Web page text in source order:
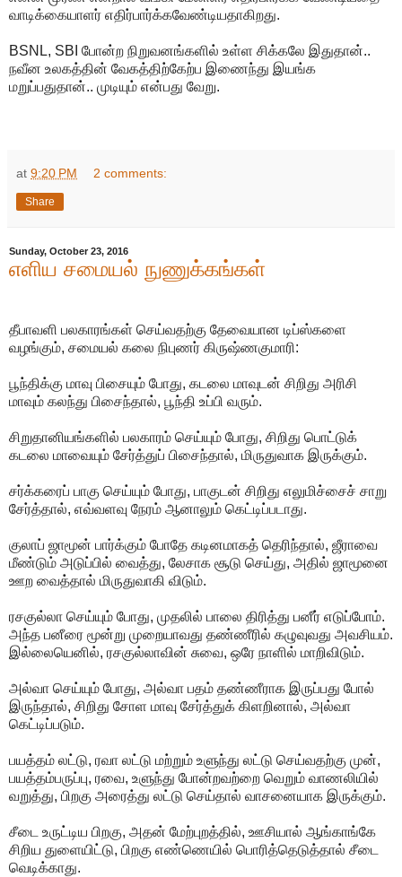
வாடிக்கையாளர் எதிர்பார்க்கவேண்டியதாகிறது.
BSNL, SBI போன்ற நிறுவனங்களில் உள்ள சிக்கலே இதுதான்..
நவீன உலகத்தின் வேகத்திற்கேற்ப இணைந்து இயங்க
மறுப்பதுதான்.. முடியும் என்பது வேறு.
at 9:20 PM 2 comments:
Share
Sunday, October 23, 2016
எளிய சமையல் நுணுக்கங்கள்
தீபாவளி பலகாரங்கள் செய்வதற்கு தேவையான டிப்ஸ்களை
வழங்கும், சமையல் கலை நிபுணர் கிருஷ்ணகுமாரி:
பூந்திக்கு மாவு பிசையும் போது, கடலை மாவுடன் சிறிது அரிசி
மாவும் கலந்து பிசைந்தால், பூந்தி உப்பி வரும்.
சிறுதானியங்களில் பலகாரம் செய்யும் போது, சிறிது பொட்டுக்
கடலை மாவையும் சேர்த்துப் பிசைந்தால், மிருதுவாக இருக்கும்.
சர்க்கரைப் பாகு செய்யும் போது, பாகுடன் சிறிது எலுமிச்சைச் சாறு
சேர்த்தால், எவ்வளவு நேரம் ஆனாலும் கெட்டிப்படாது.
குலாப் ஜாமூன் பார்க்கும் போதே கடினமாகத் தெரிந்தால், ஜீராவை
மீண்டும் அடுப்பில் வைத்து, லேசாக சூடு செய்து, அதில் ஜாமூனை
ஊற வைத்தால் மிருதுவாகி விடும்.
ரசகுல்லா செய்யும் போது, முதலில் பாலை திரித்து பனீர் எடுப்போம்.
அந்த பனீரை மூன்று முறையாவது தண்ணீரில் கழுவுவது அவசியம்.
இல்லையெனில், ரசகுல்லாவின் சுவை, ஒரே நாளில் மாறிவிடும்.
அல்வா செய்யும் போது, அல்வா பதம் தண்ணீராக இருப்பது போல்
இருந்தால், சிறிது சோள மாவு சேர்த்துக் கிளறினால், அல்வா
கெட்டிப்படும்.
பயத்தம் லட்டு, ரவா லட்டு மற்றும் உளுந்து லட்டு செய்வதற்கு முன்,
பயத்தம்பருப்பு, ரவை, உளுந்து போன்றவற்றை வெறும் வாணலியில்
வறுத்து, பிறகு அரைத்து லட்டு செய்தால் வாசனையாக இருக்கும்.
சீடை உருட்டிய பிறகு, அதன் மேற்புறத்தில், ஊசியால் ஆங்காங்கே
சிறிய துளையிட்டு, பிறகு எண்ணெயில் பொரித்தெடுத்தால் சீடை
வெடிக்காது.